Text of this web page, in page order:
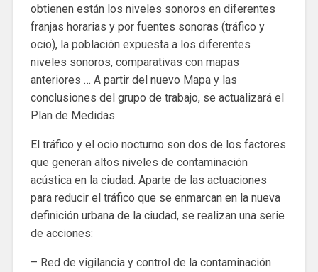
obtienen están los niveles sonoros en diferentes
franjas horarias y por fuentes sonoras (tráfico y
ocio), la población expuesta a los diferentes
niveles sonoros, comparativas con mapas
anteriores … A partir del nuevo Mapa y las
conclusiones del grupo de trabajo, se actualizará el
Plan de Medidas.
El tráfico y el ocio nocturno son dos de los factores
que generan altos niveles de contaminación
acústica en la ciudad. Aparte de las actuaciones
para reducir el tráfico que se enmarcan en la nueva
definición urbana de la ciudad, se realizan una serie
de acciones:
– Red de vigilancia y control de la contaminación